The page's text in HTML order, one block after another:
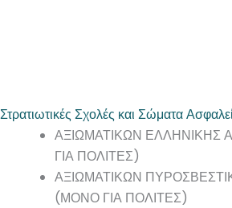
Στρατιωτικές Σχολές και Σώματα
ΑΞΙΩΜΑΤΙΚΩΝ ΕΛΛΗΝΙΚΗΣ
ΓΙΑ ΠΟΛΙΤΕΣ)
ΑΞΙΩΜΑΤΙΚΩΝ
(ΜΟΝΟ ΓΙΑ ΠΟΛΙΤΕΣ)